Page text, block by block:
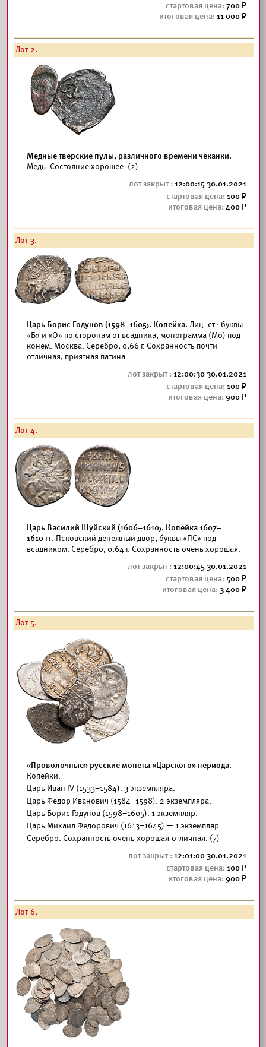
700
11 000
Лот 2.
Медные тверские пулы, различного времени чеканки.
Медь. Состояние хорошее. (2)
12:00:15 30.01.2021
100
400
Лот 3.
Царь Борис Годунов (1598–1605). Копейка. Лиц. ст.: буквы
«Б» и «О» по сторонам от всадника, монограмма (Мо) под
конем. Москва. Серебро, 0,66 г. Сохранность почти
отличная, приятная патина.
12:00:30 30.01.2021
100
900
Лот 4.
Царь Василий Шуйский (1606–1610). Копейка 1607–
1610 гг. Псковский денежный двор, буквы «ПС» под
всадником. Серебро, 0,64 г. Сохранность очень хорошая.
12:00:45 30.01.2021
500
3 400
Лот 5.
«Проволочные» русские монеты «Царского» периода.
Копейки:
Царь Иван IV (1533–1584). 3 экземпляра.
Царь Федор Иванович (1584–1598). 2 экземпляра.
Царь Борис Годунов (1598–1605). 1 экземпляр.
Царь Михаил Федорович (1613–1645) — 1 экземпляр.
Серебро. Сохранность очень хорошая-отличная. (7)
12:01:00 30.01.2021
100
900
Лот 6.